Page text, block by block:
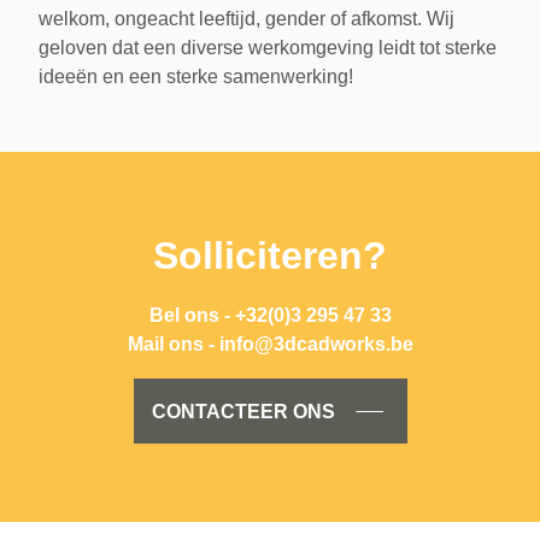
welkom, ongeacht leeftijd, gender of afkomst. Wij
geloven dat een diverse werkomgeving leidt tot sterke
ideeën en een sterke samenwerking!
Solliciteren?
Bel ons - +32(0)3 295 47 33
Mail ons - info@3dcadworks.be
CONTACTEER ONS